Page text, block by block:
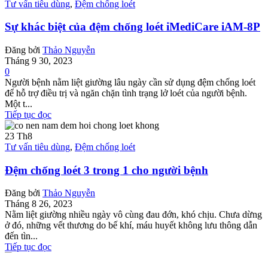
Tư vấn tiêu dùng, Đệm chống loét
Sự khác biệt của đệm chống loét iMediCare iAM-8P
Đăng bởi Thảo Nguyễn
Tháng 9 30, 2023
0
Người bệnh nằm liệt giường lâu ngày cần sử dụng đệm chống loét
để hỗ trợ điều trị và ngăn chặn tình trạng lở loét của người bệnh.
Một t...
Tiếp tục đọc
23 Th8
Tư vấn tiêu dùng, Đệm chống loét
Đệm chống loét 3 trong 1 cho người bệnh
Đăng bởi Thảo Nguyễn
Tháng 8 26, 2023
Nằm liệt giường nhiều ngày vô cùng đau đớn, khó chịu. Chưa dừng
ở đó, những vết thương do bế khí, máu huyết không lưu thông dẫn
đến tìn...
Tiếp tục đọc